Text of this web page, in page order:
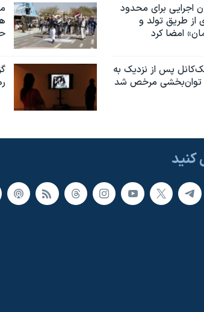
اجرایی برای محدود
از طریق تولد و
امضا کرد
پس از نزدیک به
توان‌بخشی مرخص شد
کنید